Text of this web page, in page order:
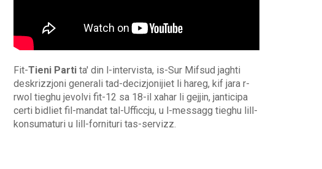
Fit-Tieni Partita' din l-intervista, is-Sur Mifsud jaghti
deskrizzjoni generali tad-decizjonijiet li hareg, kif jara r-
rwol tieghu jevolvi fit-12 sa 18-il xahar li gejjin, janticipa
certi bidliet fil-mandat tal-Ufficcju, u l-messagg tieghu lill-
konsumaturi u lill-fornituri tas-servizz.